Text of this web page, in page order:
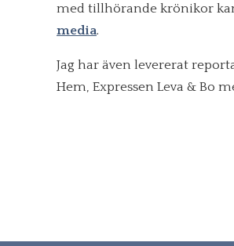
med tillhörande krönikor
media.
Jag har även levererat
Hem, Expressen Leva & Bo